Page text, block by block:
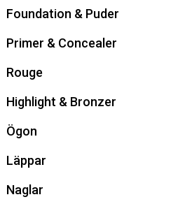
Foundation & Puder
Primer & Concealer
Rouge
Highlight & Bronzer
Ögon
Läppar
Naglar